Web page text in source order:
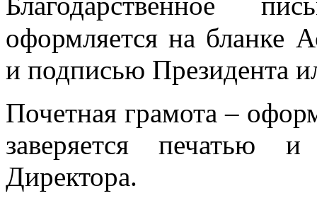
оформляется на бланке
и подписью Президента
Почетная грамота –
заверяется печатью
Директора.